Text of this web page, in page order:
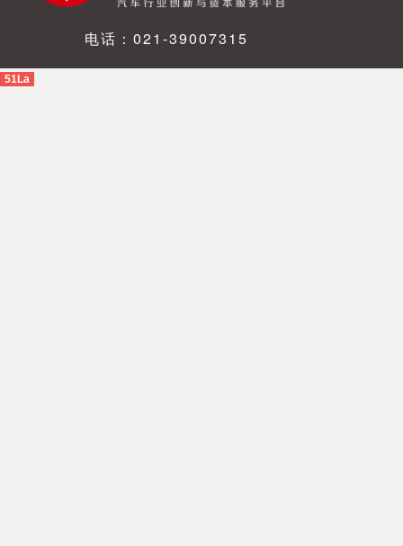
电话：021-39007315
51La